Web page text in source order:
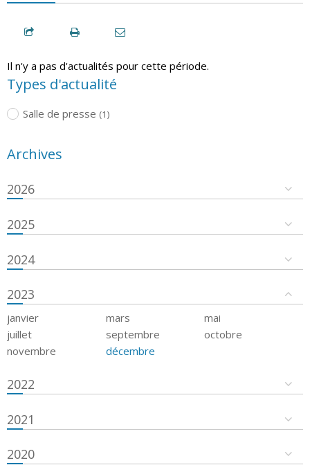
Il n'y a pas d'actualités pour cette période.
Types d'actualité
Salle de presse (1)
Archives
2026
2025
2024
2023
janvier mars
mai
juillet
septembre
octobre
novembre
décembre
2022
2021
2020